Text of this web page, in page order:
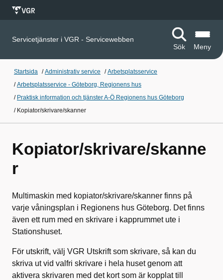
Servicetjänster i VGR - Servicewebben
Sök
Meny
Startsida /Administrativ service /Arbetsplatsservice
/Arbetsplatsservice - Göteborg, Regionens hus
/ Praktisk information och tjänster A-Ö Regionens hus Göteborg
/ Kopiator/skrivare/skanner
Kopiator/skrivare/skanne
r
Multimaskin med kopiator/skrivare/skanner finns på
varje våningsplan i Regionens hus Göteborg. Det finns
även ett rum med en skrivare i kapprummet ute i
Stationshuset.
För utskrift, välj VGR Utskrift som skrivare, så kan du
skriva ut vid valfri skrivare i hela huset genom att
aktivera skrivaren med det kort som är kopplat till